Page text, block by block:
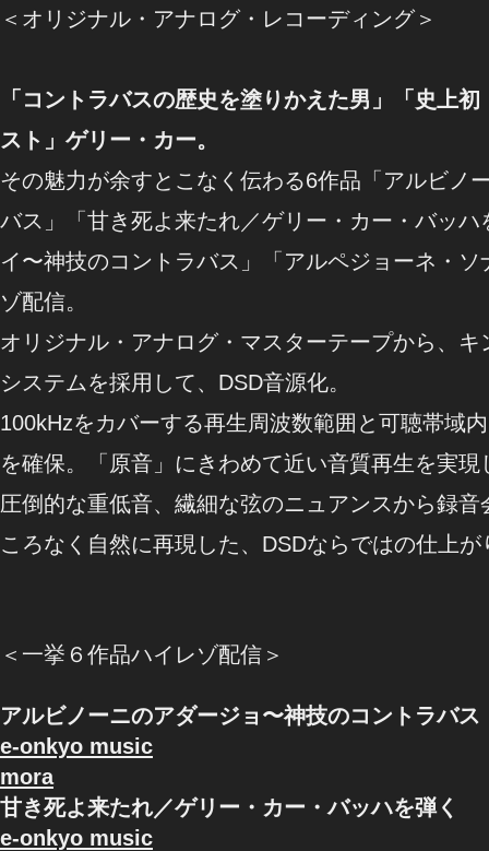
＜オリジナル・アナログ・レコーディング＞
「コントラバスの歴史を塗りかえた男」「史上
スト」ゲリー・カー。
その魅力が余すとこなく伝わる6作品「アルビノ
バス」「甘き死よ来たれ／ゲリー・カー・バッ
イ〜神技のコントラバス」「アルペジョーネ・
ゾ配信。
オリジナル・アナログ・マスターテープから、
システムを採用して、DSD音源化。
100kHzをカバーする再生周波数範囲と可聴帯域
を確保。「原音」にきわめて近い音質再生を実現
圧倒的な重低音、繊細な弦のニュアンスから録
ころなく自然に再現した、DSDならではの仕上
＜一挙６作品ハイレゾ配信＞
アルビノーニのアダージョ〜神技のコントラバス
e-onkyo music
mora
甘き死よ来たれ／ゲリー・カー・バッハを弾く
e-onkyo music